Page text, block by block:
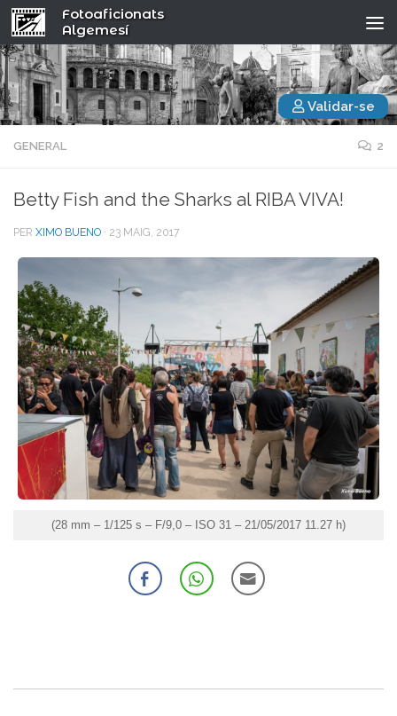
Fotoaficionats
Algemesí
Validar-se
GENERAL 2
Betty Fish and the Sharks al RIBA VIVA!
PER XIMO BUENO · 23 MAIG, 2017
(28 mm – 1/125 s – F/9,0 – ISO 31 – 21/05/2017 11.27 h)